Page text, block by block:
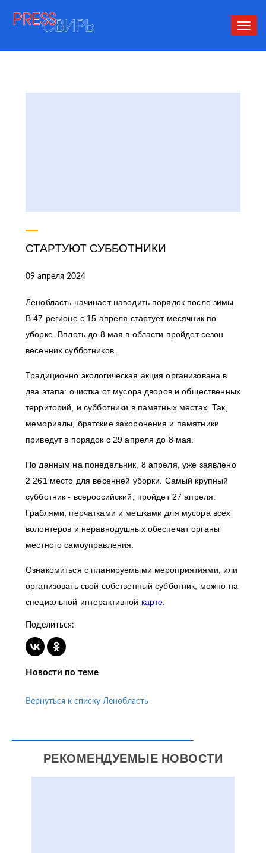
СТАРТУЮТ СУББОТНИКИ
09 апреля 2024
Ленобласть начинает наводить порядок после зимы.
В 47 регионе с 15 апреля стартует месячник по
уборке. Вплоть до 8 мая в области пройдет сезон
весенних субботников.
Традиционно экологическая акция организована в
два этапа: очистка от мусора дворов и общественных
территорий, и субботники в памятных местах. Так,
мемориалы, братские захоронения и памятники
приведут в порядок с 29 апреля до 8 мая.
По данным на понедельник, 8 апреля, уже заявлено
2 261 место для весенней уборки. Самый крупный
субботник - всероссийский, пройдет 27 апреля.
Граблями, перчатками и мешками для мусора всех
волонтеров и неравнодушных обеспечат органы
местного самоуправления.
Ознакомиться с планируемыми мероприятиями, или
организовать свой собственный субботник, можно на
специальной интерактивной карте
Поделиться:
Новости по теме
Вернуться к списку Ленобласть
РЕКОМЕНДУЕМЫЕ НОВОСТИ